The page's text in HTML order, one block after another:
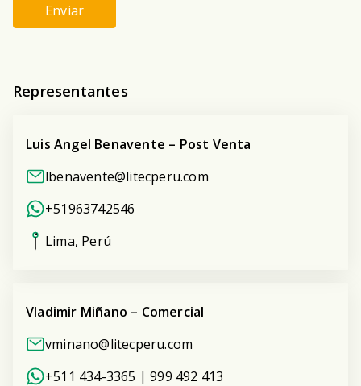
Enviar
Representantes
Luis Angel Benavente – Post Venta
lbenavente@litecperu.com
+51963742546
Lima, Perú
Vladimir Miñano – Comercial
vminano@litecperu.com
+511 434-3365 | 999 492 413